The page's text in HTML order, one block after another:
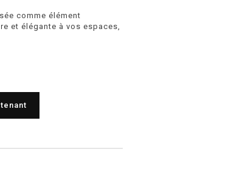
comme élément
et élégante à vos espaces,